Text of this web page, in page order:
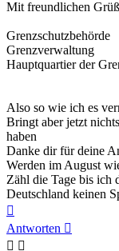
Mit freundlichen
Grenzschutzbehörde
Grenzverwaltung
Hauptquartier der
Also so wie ich es
Bringt aber jetzt
haben
Danke dir für deine
Werden im August
Zähl die Tage bis ich
Deutschland keinen
oben
Antworten